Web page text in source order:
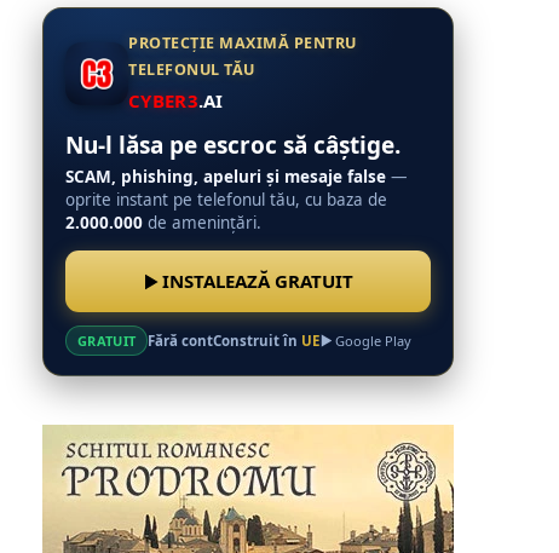
PROTECȚIE MAXIMĂ PENTRU
TELEFONUL TĂU
CYBER3.AI
Nu-l lăsa pe escroc să câștige.
SCAM, phishing, apeluri și mesaje false —
oprite instant pe telefonul tău, cu baza de
2.000.000 de amenințări.
INSTALEAZĂ GRATUIT
GRATUIT Fără contConstruit în UE Google Play